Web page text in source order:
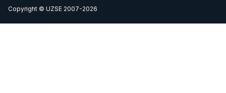
Copyright © UZSE 2007-2026